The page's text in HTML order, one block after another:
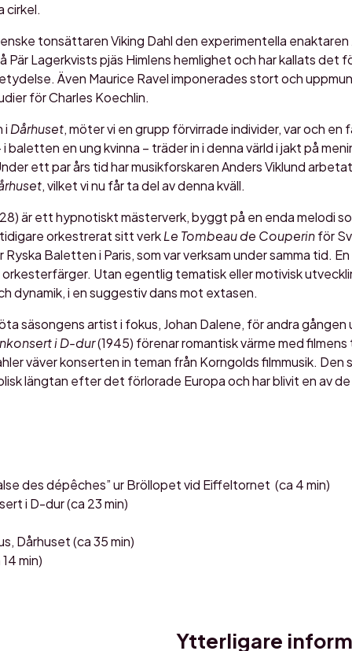
cirkel.
tonsättaren Viking Dahl den experimentella enaktaren
Pär Lagerkvists pjäs Himlens hemlighet och har kallats det
Även Maurice Ravel imponerades stort och
för Charles Koechlin.
i Dårhuset, möter vi en grupp förvirrade individer, var och en
baletten en ung kvinna – träder in i denna värld i jakt på
ett par års tid har musikforskaren Anders Viklund
, vilket vi nu får ta del av denna kväll.
är ett hypnotiskt mästerverk, byggt på en enda melodi
orkestrerat sitt verkLe Tombeau de Couperinför
Baletten i Paris, som var verksam under samma tid.
Utan egentlig tematisk eller motivisk
dynamik, i en suggestiv dans mot extasen.
säsongens artist i fokus, Johan Dalene, för andra gången
i D-dur(1945) förenar romantisk värme med filmens
väver konserten in teman från Korngolds filmmusik. Den
längtan efter det förlorade Europa och har blivit en av
des dépêches” ur Bröllopet vid Eiffeltornet (ca 4 min)
i D-dur (ca 23 min)
Dårhuset (ca 35 min)
min)
Ytterligare